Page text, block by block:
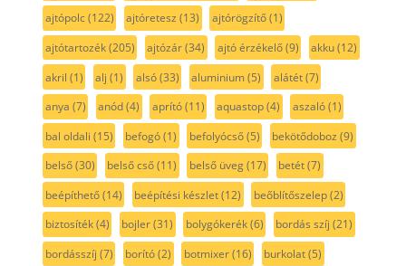
ajtópolc(122) ajtóretesz (13) ajtórögzítő(1)
ajtótartozék(205) ajtózár(34) ajtó érzékelő(9) akku(12)
akril (1) alj (1) alsó(33) aluminium(5) alátét(7)
anya (7) anód(4) aprító(11) aquastop(4) aszaló(1)
bal oldali (15) befogó(1) befolyócső(5) bekötődoboz (9)
belső(30) belső cső(11) belső üveg(17) betét(7)
beépíthető(14) beépítési készlet(12) beőblítőszelep(2)
biztosíték(4) bojler(31) bolygókerék(6) bordás szíj (21)
bordásszíj (7) borító(2) botmixer(16) burkolat(5)